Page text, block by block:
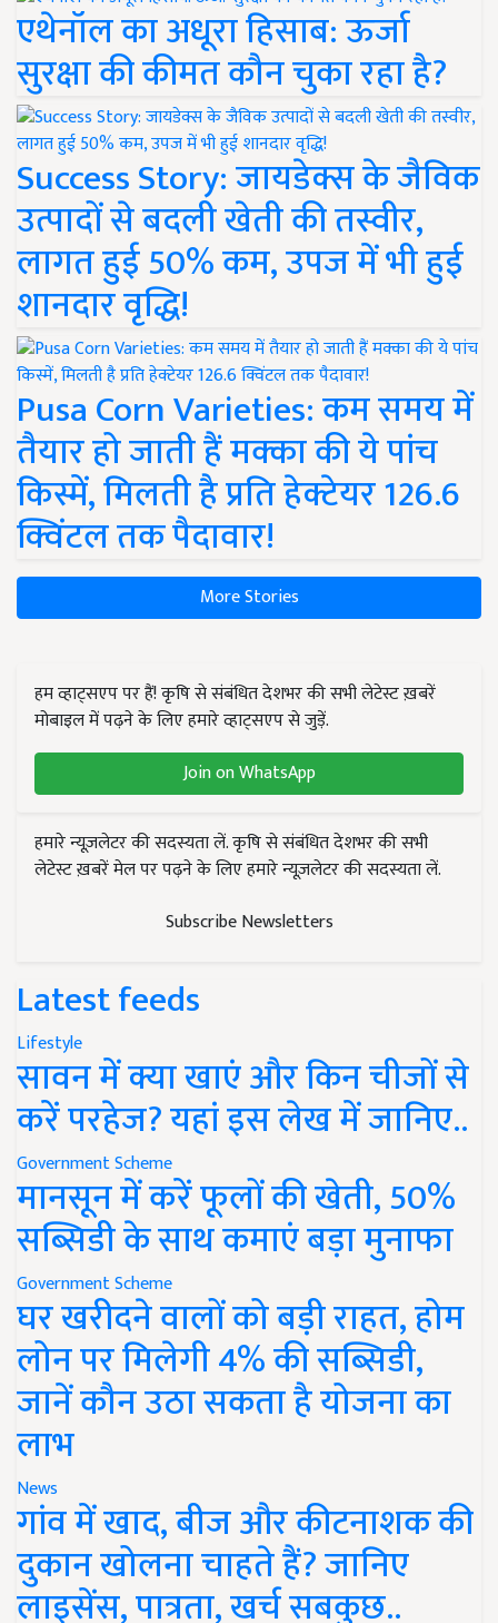
एथेनॉल का अधूरा हिसाब: ऊर्जा
सुरक्षा की कीमत कौन चुका रहा है?
Success Story: जायडेक्स के जैविक
उत्पादों से बदली खेती की तस्वीर,
लागत हुई 50% कम, उपज में भी हुई
शानदार वृद्धि!
Pusa Corn Varieties: कम समय में
तैयार हो जाती हैं मक्का की ये पांच
किस्में, मिलती है प्रति हेक्टेयर 126.6
क्विंटल तक पैदावार!
More Stories
हम व्हाट्सएप पर हैं! कृषि से संबंधित देशभर की सभी लेटेस्ट ख़बरें
मोबाइल में पढ़ने के लिए हमारे व्हाट्सएप से जुड़ें.
Join on WhatsApp
हमारे न्यूज़लेटर की सदस्यता लें. कृषि से संबंधित देशभर की सभी
लेटेस्ट ख़बरें मेल पर पढ़ने के लिए हमारे न्यूज़लेटर की सदस्यता लें.
Subscribe Newsletters
Latest feeds
Lifestyle
सावन में क्या खाएं और किन चीजों से
करें परहेज? यहां इस लेख में जानिए..
Government Scheme
मानसून में करें फूलों की खेती, 50%
सब्सिडी के साथ कमाएं बड़ा मुनाफा
Government Scheme
घर खरीदने वालों को बड़ी राहत, होम
लोन पर मिलेगी 4% की सब्सिडी,
जानें कौन उठा सकता है योजना का
लाभ
News
गांव में खाद, बीज और कीटनाशक की
दुकान खोलना चाहते हैं? जानिए
लाइसेंस, पात्रता, खर्च सबकुछ..